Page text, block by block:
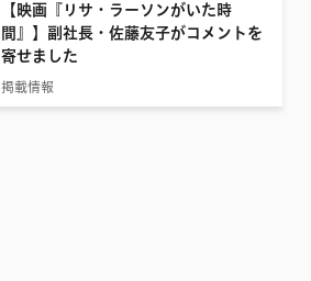
【映画『リサ・ラーソンがいた時
間』】副社長・佐藤友子がコメントを
寄せました
掲載情報